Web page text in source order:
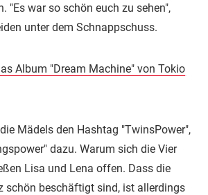
"Es war so schön euch zu sehen",
unter dem Schnappschuss.
Album "Dream Machine" von Tokio
Mädels den Hashtag "TwinsPower",
dazu. Warum sich die Vier
Lisa und Lena offen. Dass die
schön beschäftigt sind, ist allerdings